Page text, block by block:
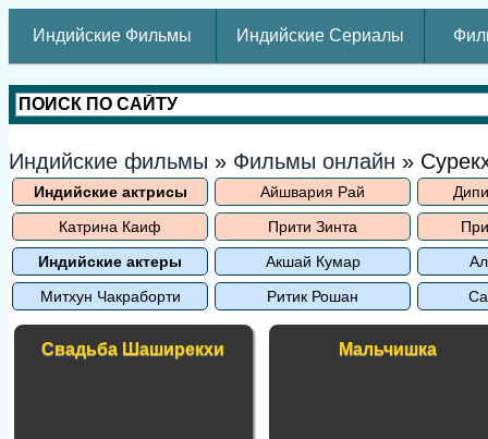
Индийские Фильмы Индийские Сериалы
Индийские фильмы » Фильмы онлайн »
Индийские актрисы Айшвария Рай
Катрина Каиф
Прити Зинта
Индийские актеры
Акшай Кумар
Митхун Чакраборти
Ритик Рошан
Свадьба Шаширекхи Мальчишка